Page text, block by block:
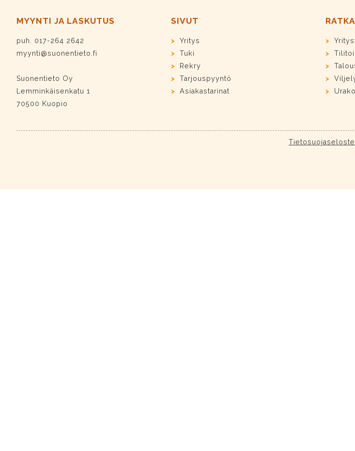
MYYNTI JA LASKUTUS
puh. 017-264 2642
myynti@suonentieto.fi
Suonentieto Oy
Lemminkäisenkatu 1
70500 Kuopio
SIVUT
Yritys
Tuki
Rekry
Tarjouspyyntö
Asiakastarinat
Tietosuojaseloste